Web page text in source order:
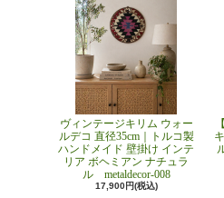
ヴィンテージキリム ウォー
ルデコ 直径35cm｜トルコ製
ハンドメイド 壁掛け インテ
リア ボヘミアン ナチュラ
ル metaldecor-008
17,900円(税込)